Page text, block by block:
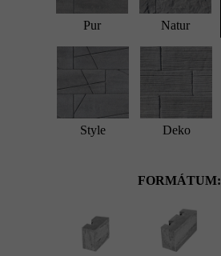
Pur Natur
Style Deko
FORMÁTUM: